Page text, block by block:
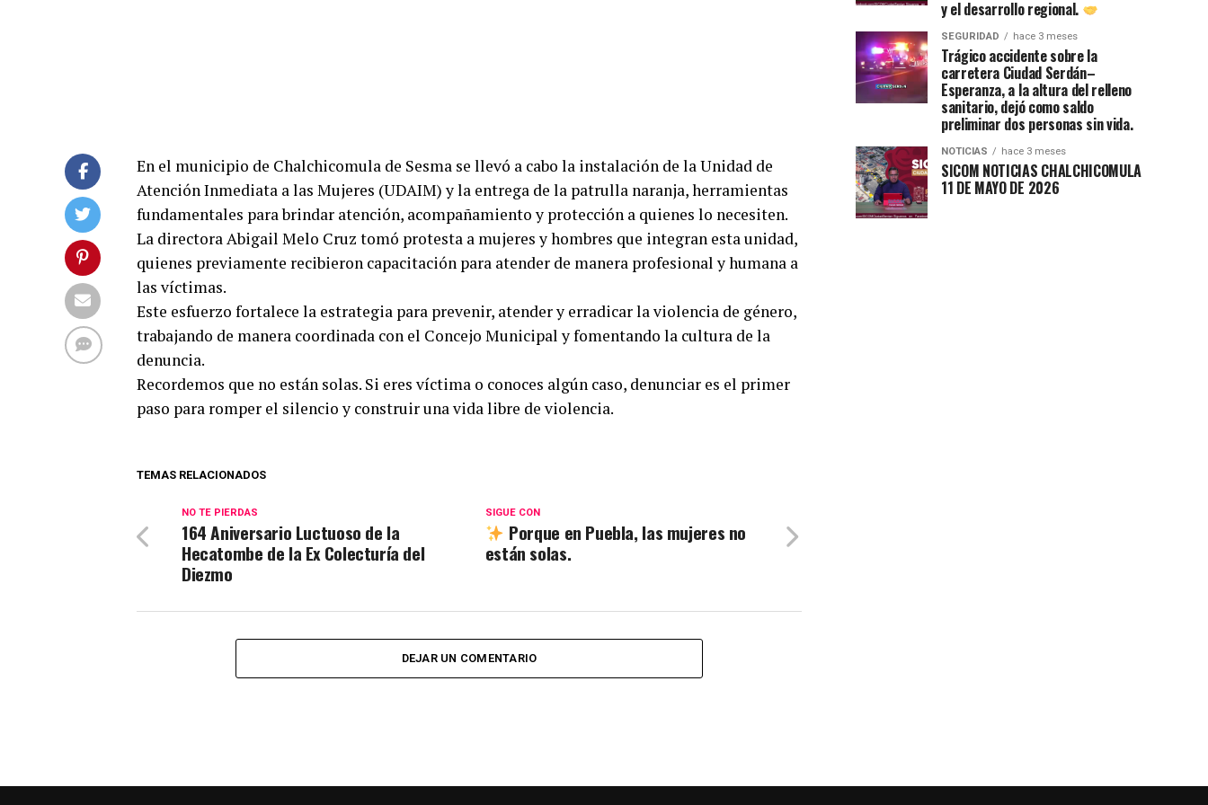
En el municipio de Chalchicomula de Sesma se llevó a cabo la instalación de la Unidad de
Atención Inmediata a las Mujeres (UDAIM) y la entrega de la patrulla naranja, herramientas
fundamentales para brindar atención, acompañamiento y protección a quienes lo necesiten.
La directora Abigail Melo Cruz tomó protesta a mujeres y hombres que integran esta unidad,
quienes previamente recibieron capacitación para atender de manera profesional y humana a
las víctimas.
Este esfuerzo fortalece la estrategia para prevenir, atender y erradicar la violencia de género,
trabajando de manera coordinada con el Concejo Municipal y fomentando la cultura de la
denuncia.
Recordemos que no están solas. Si eres víctima o conoces algún caso, denunciar es el primer
paso para romper el silencio y construir una vida libre de violencia.
TEMAS RELACIONADOS
SIGUE CON
Porque en Puebla, las mujeres no
están solas.
NO TE PIERDAS
164 Aniversario Luctuoso de la
Hecatombe de la Ex Colecturía del
Diezmo
DEJAR UN COMENTARIO
y el desarrollo regional.
SEGURIDAD hace 3 meses
Trágico accidente sobre la
carretera Ciudad Serdán–
Esperanza, a la altura del relleno
sanitario, dejó como saldo
preliminar dos personas sin vida.
NOTICIAS hace 3 meses
SICOM NOTICIAS CHALCHICOMULA
11 DE MAYO DE 2026